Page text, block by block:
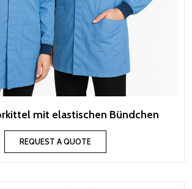
mit elastischen Bündchen
REQUEST A QUOTE